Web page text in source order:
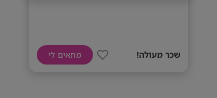
רצינות.
שכר מעולה! מתאים לי